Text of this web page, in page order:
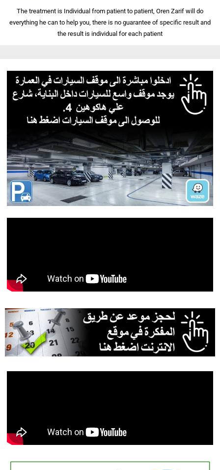
The treatment is Individual from patient to patient, Oren Zarif will do
everything he can to help you, there is no guarantee of specific result and
the result is individual for each patient